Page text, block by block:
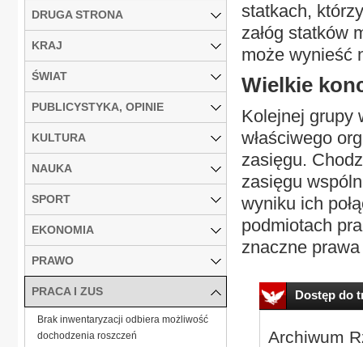
statkach,
załóg statków
może wynieść
Wielkie
Kolejnej grupy
właściwego
zasięgu.
zasięgu
wyniku ich
podmiotach
znaczne
Dostęp do
Archiwum
DRUGA STRONA
KRAJ
ŚWIAT
PUBLICYSTYKA, OPINIE
KULTURA
NAUKA
SPORT
EKONOMIA
PRAWO
PRACA I ZUS
Brak inwentaryzacji odbiera możliwość
dochodzenia roszczeń